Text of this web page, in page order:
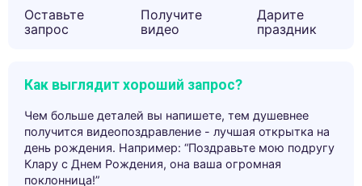
Оставьте
запрос
Получите
видео
Дарите
праздник
Как выглядит хороший запрос?
Чем больше деталей вы напишете, тем душевнее
получится видеопоздравление - лучшая открытка на
день рождения. Например: “Поздравьте мою подругу
Клару с Днем Рождения, она ваша огромная
поклонница!”